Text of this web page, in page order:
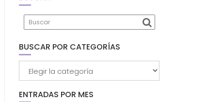
BUSCAR POR CATEGORÍAS
ENTRADAS POR MES